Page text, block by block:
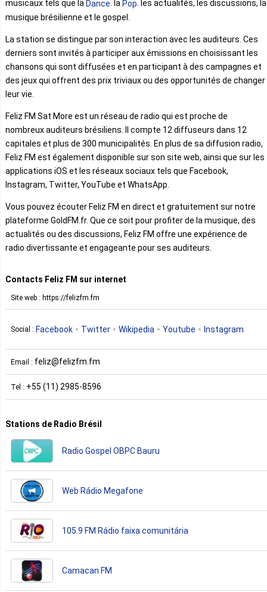
musicaux tels que la Dance . la Pop . les actualités, les discussions, la
musique brésilienne et le gospel.
La station se distingue par son interaction avec les auditeurs. Ces
derniers sont invités à participer aux émissions en choisissant les
chansons qui sont diffusées et en participant à des campagnes et
des jeux qui offrent des prix triviaux ou des opportunités de changer
leur vie.
Feliz FM Sat More est un réseau de radio qui est proche de
nombreux auditeurs brésiliens. Il compte 12 diffuseurs dans 12
capitales et plus de 300 municipalités. En plus de sa diffusion radio,
Feliz FM est également disponible sur son site web, ainsi que sur les
applications iOS et les réseaux sociaux tels que Facebook,
Instagram, Twitter, YouTube et WhatsApp.
Vous pouvez écouter Feliz FM en direct et gratuitement sur notre
plateforme GoldFM.fr. Que ce soit pour profiter de la musique, des
actualités ou des discussions, Feliz FM offre une expérience de
radio divertissante et engageante pour ses auditeurs.
Contacts Feliz FM sur internet
Site web : https://felizfm.fm
Social : Facebook Twitter Wikipedia Youtube Instagram
Email : feliz@felizfm.fm
Tel : +55 (11) 2985-8596
Stations de Radio Brésil
Radio Gospel OBPC Bauru
Web Rádio Megafone
105.9 FM Rádio faixa comunitária
Camacan FM